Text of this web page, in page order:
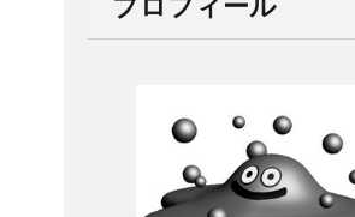
プロフィール